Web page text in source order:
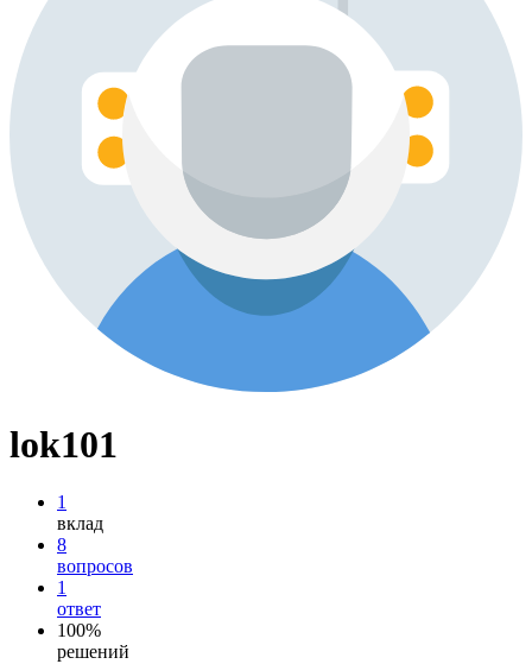
lok101
1
вклад
8
вопросов
1
ответ
100%
решений